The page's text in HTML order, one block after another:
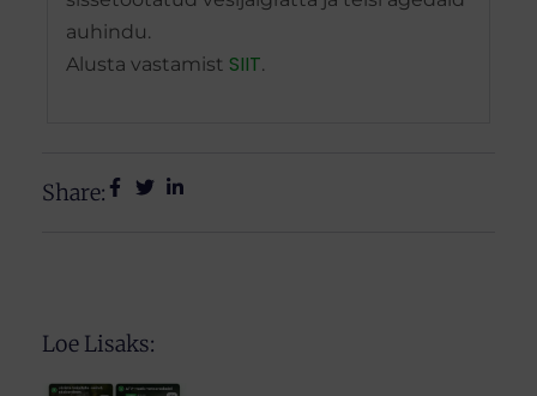
auhindu.
Alusta vastamist SIIT.
Share:
Loe Lisaks: